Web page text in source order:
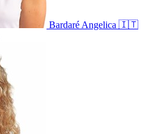
Bardaré Angelica 🇮🇹